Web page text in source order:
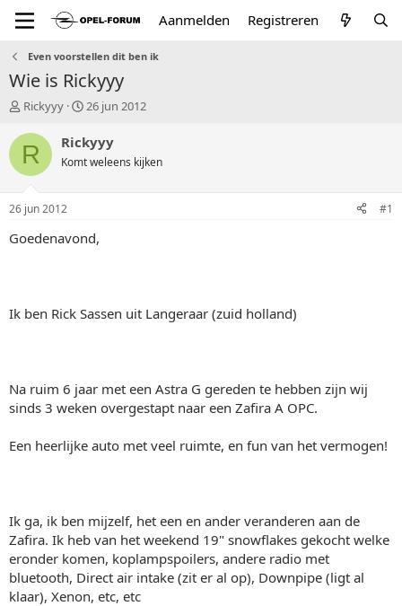
Aanmelden Registreren
Even voorstellen dit ben ik
Wie is Rickyyy
T
p
t
a
r
Rickyyy
S
a
t
u
26 jun 2012
R Rickyyy
Komt weleens kijken
26 jun 2012 #1
Goedenavond,
Ik ben Rick Sassen uit Langeraar (zuid holland)
Na ruim 6 jaar met een Astra G gereden te hebben zijn wij
sinds 3 weken overgestapt naar een Zafira A OPC.
Een heerlijke auto met veel ruimte, en fun van het vermogen!
Ik ga, ik ben mijzelf, het een en ander veranderen aan de
Zafira. Ik heb van het weekend 19" snowflakes gekocht welke
eronder komen, koplampspoilers, andere radio met
bluetooth, Direct air intake (zit er al op), Downpipe (ligt al
klaar), Xenon, etc, etc